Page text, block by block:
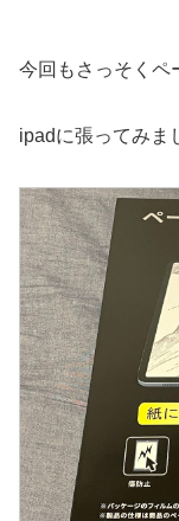
今回もさっそくペ
ipadに張ってみま